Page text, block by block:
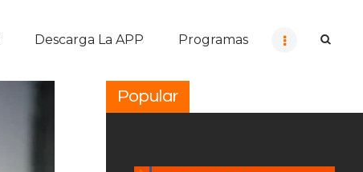
Descarga La APP Programas
Popular